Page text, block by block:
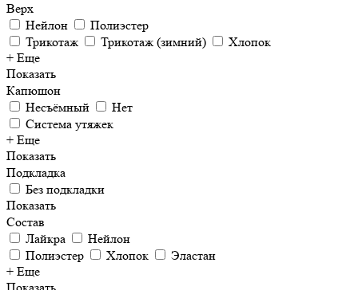
Верх
Нейлон
Полиэстер
Трикотаж
Трикотаж (зимний)
Хлопок
+ Еще
Показать
Капюшон
Несъёмный
Нет
Система утяжек
+ Еще
Показать
Подкладка
Без подкладки
Показать
Состав
Лайкра
Нейлон
Полиэстер
Хлопок
Эластан
+ Еще